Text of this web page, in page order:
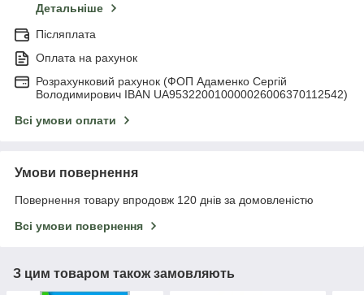
Детальніше
Післяплата
Оплата на рахунок
Розрахунковий рахунок (ФОП Адаменко Сергій
Володимирович IBAN UA953220010000026006370112542)
Всі умови оплати
Умови повернення
Повернення товару впродовж 120 днів за домовленістю
Всі умови повернення
З цим товаром також замовляють